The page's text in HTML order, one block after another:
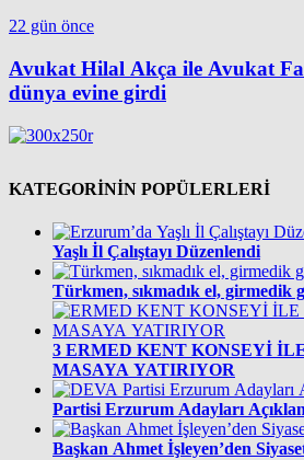
22 gün önce
Avukat Hilal Akça ile Avukat
dünya evine girdi
KATEGORİNİN POPÜLERLERİ
Yaşlı İl Çalıştayı Düzenlendi
Türkmen, sıkmadık el, girmedik
3 ERMED KENT KONSEYİ
MASAYA YATIRIYOR
Partisi Erzurum Adayları
Başkan Ahmet İşleyen’den